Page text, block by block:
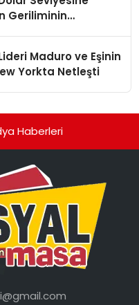
Geriliminin
Maduro ve Eşinin
Yorkta Netleşti
Haberleri